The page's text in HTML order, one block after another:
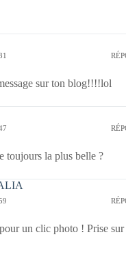
sur ton blog!!!!lol
toujours la plus belle ?
un clic photo ! Prise